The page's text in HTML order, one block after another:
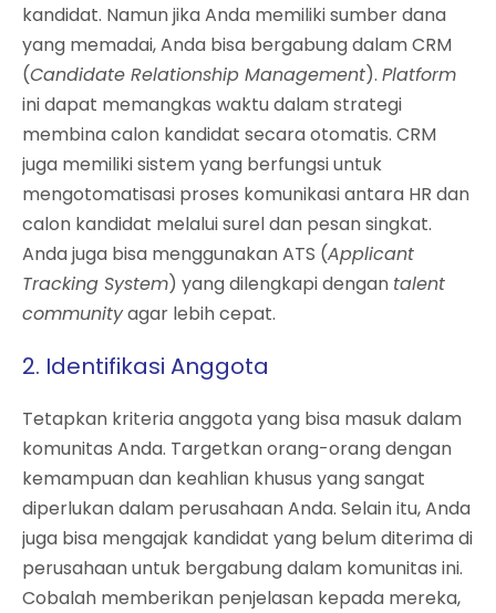
kandidat. Namun jika Anda memiliki sumber dana
yang memadai, Anda bisa bergabung dalam CRM
(Candidate Relationship Management). Platform
ini dapat memangkas waktu dalam strategi
membina calon kandidat secara otomatis. CRM
juga memiliki sistem yang berfungsi untuk
mengotomatisasi proses komunikasi antara HR dan
calon kandidat melalui surel dan pesan singkat.
Anda juga bisa menggunakan ATS (Applicant
Tracking System) yang dilengkapi dengan talent
communityagar lebih cepat.
2. Identifikasi Anggota
Tetapkan kriteria anggota yang bisa masuk dalam
komunitas Anda. Targetkan orang-orang dengan
kemampuan dan keahlian khusus yang sangat
diperlukan dalam perusahaan Anda. Selain itu, Anda
juga bisa mengajak kandidat yang belum diterima di
perusahaan untuk bergabung dalam komunitas ini.
Cobalah memberikan penjelasan kepada mereka,